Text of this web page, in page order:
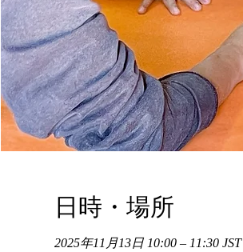
日時・場所
2025年11月13日 10:00 – 11:30 JST